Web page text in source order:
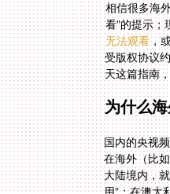
相信很多海
看”的提示
无法观看，
天这篇指南
为什么
国内的央视
在海外（比
大陆境内，
用”；在澳大